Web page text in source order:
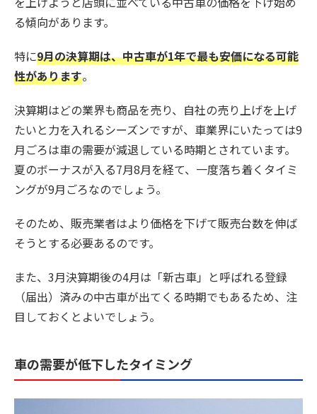
る傾向があります。
特に9月の決算期は、中古車が1年で最も安価になる可能
性があります。
決算期はどの業界も商品を売り、自社の売り上げを上げ
たいと力を入れるシーズンですが、車業界にいたっては9
月ごろは車の需要が減退している時期とされています。
夏のボーナスが入る7月8月を経て、一度落ち着くタイミ
ングが9月ごろなのでしょう。
そのため、販売業者はより価格を下げて販売台数を伸ば
そうとする必要あるのです。
また、3月決算期後の4月は「新古車」と呼ばれる登録
（届出）済みの中古車が出てくる時期でもあるため、注
目しておくとよいでしょう。
車の需要が低下したタイミング